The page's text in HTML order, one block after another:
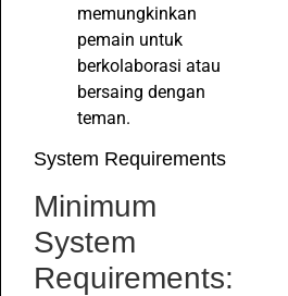
memungkinkan
pemain untuk
berkolaborasi atau
bersaing dengan
teman.
System Requirements
Minimum
System
Requirements: